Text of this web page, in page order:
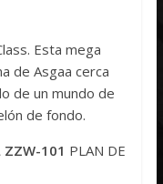
Esta mega
de Asgaa cerca
de un mundo de
de fondo.
ZZW-101 PLAN DE